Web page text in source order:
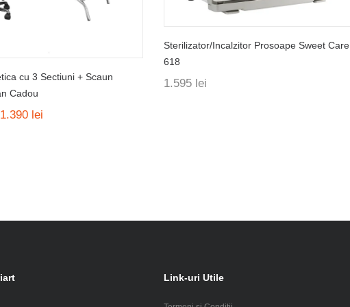
cu 3 Sectiuni + Scaun
Cadou
Prețul
1.390 leiPrețul
Sterilizator/Incalzitor Prosoape Sweet Care
618
1.595 lei
Link-uri Utile